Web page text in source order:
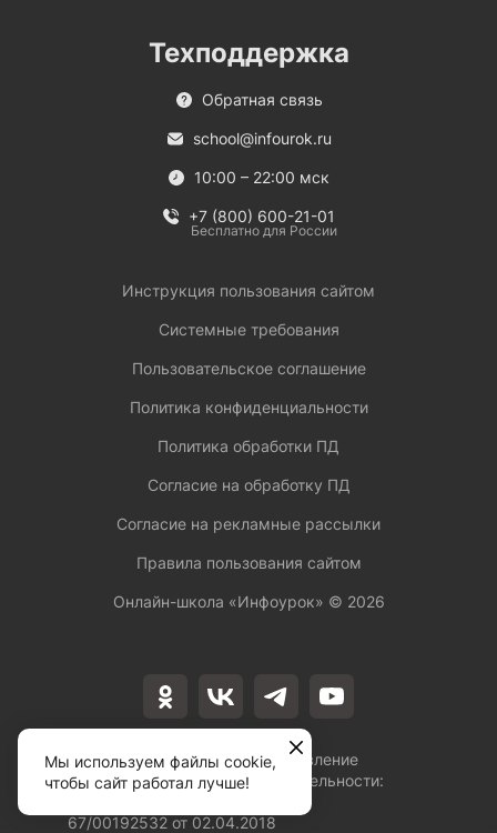
Лицензия на осуществление
образовательной деятельности:
67/00192532 от 02.04.2018
Техподдержка
Обратная связь
school@infourok.ru
10:00 – 22:00 мск
+7 (800) 600-21-01
Бесплатно для России
Инструкция пользования сайтом
Системные требования
Пользовательское соглашение
Политика конфиденциальности
Политика обработки ПД
Согласие на обработку ПД
Согласие на рекламные рассылки
Правила пользования сайтом
Онлайн-школа «Инфоурок» © 2026
Мы используем файлы cookie,
чтобы сайт работал лучше!